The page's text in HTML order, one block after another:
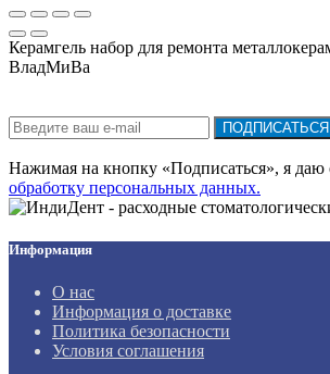
Керамгель набор для ремонта
ВладМиВа
ПОДПИСАТЬСЯ
Нажимая на кнопку «Подписаться», я даю
обработку персональных данных.
Информация
О нас
Информация о доставке
Политика безопасности
Условия соглашения